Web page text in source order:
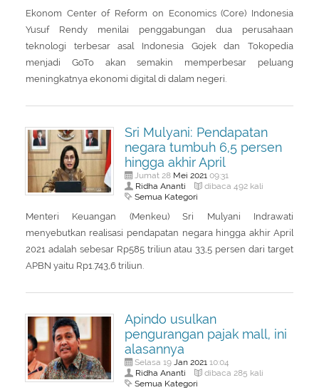
Ekonom Center of Reform on Economics (Core) Indonesia
Yusuf Rendy menilai penggabungan dua perusahaan
teknologi terbesar asal Indonesia Gojek dan Tokopedia
menjadi GoTo akan semakin memperbesar peluang
meningkatnya ekonomi digital di dalam negeri.
Sri Mulyani: Pendapatan
negara tumbuh 6,5 persen
hingga akhir April
Jumat 28 Mei 2021 09:31
Ridha Ananti dibaca 492 kali
Semua Kategori
Menteri Keuangan (Menkeu) Sri Mulyani Indrawati
menyebutkan realisasi pendapatan negara hingga akhir April
2021 adalah sebesar Rp585 triliun atau 33,5 persen dari target
APBN yaitu Rp1.743,6 triliun.
Apindo usulkan
pengurangan pajak mall, ini
alasannya
Selasa 19 Jan 2021 10:04
Ridha Ananti dibaca 285 kali
Semua Kategori